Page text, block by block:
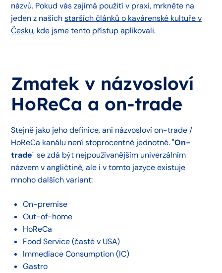
názvů. Pokud vás zajímá použití v praxi, mrkněte na
jeden z našichstarších článků o kavárenské kultuře v
Česku, kde jsme tento přístup aplikovali.
Zmatek v názvosloví
HoReCa a on-trade
Stejně jako jeho definice, ani názvosloví on-trade /
HoReCa kanálu není stoprocentně jednotné. "On-
trade" se zdá být nejpoužívanějším univerzálním
názvem v angličtině, ale i v tomto jazyce existuje
mnoho dalších variant:
On-premise
Out-of-home
HoReCa
Food Service (časté v USA)
Immediace Consumption (IC)
Gastro